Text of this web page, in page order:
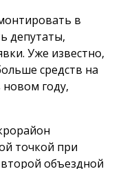
в
депутаты,
Уже известно,
средств на
году,
точкой при
объездной